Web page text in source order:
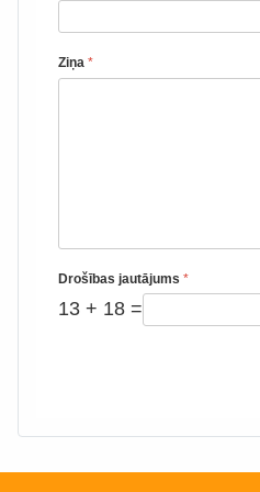
Ziņa *
Drošības jautājums *
13 + 18 =